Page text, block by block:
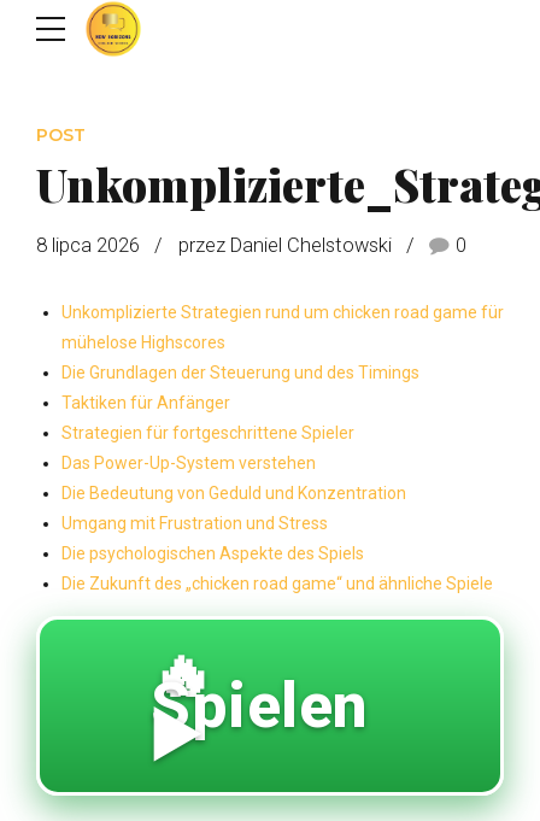
POST
8 lipca 2026 przez Daniel Chelstowski 0
Unkomplizierte Strategien rund um chicken road game für
mühelose Highscores
Die Grundlagen der Steuerung und des Timings
Taktiken für Anfänger
Strategien für fortgeschrittene Spieler
Das Power-Up-System verstehen
Die Bedeutung von Geduld und Konzentration
Umgang mit Frustration und Stress
Die psychologischen Aspekte des Spiels
Die Zukunft des „chicken road game“ und ähnliche Spiele
🔥
Spielen
▶️